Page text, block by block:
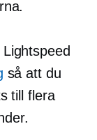
så att du
till flera